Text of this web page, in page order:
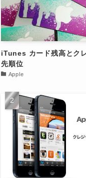
iTunes カード残高とク
先順位
Apple